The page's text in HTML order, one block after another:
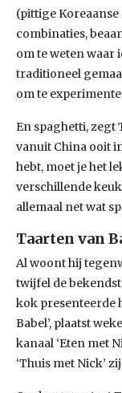
(pittige
combinaties,
om te weten waar
traditioneel
om te
En spaghetti, zegt
vanuit China ooit
hebt, moet je het
verschillende
allemaal net wat
Taarten van
Al woont hij
twijfel de
kok presenteerde
Babel’, plaatst
kanaal ‘Eten met
‘Thuis met Nick’